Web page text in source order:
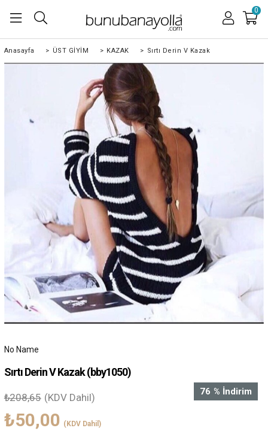
0
Anasayfa > ÜST GİYİM > KAZAK > Sırtı Derin V Kazak
No Name
Sırtı Derin V Kazak(bby1050)
%
76 İndirim
₺208,65 (KDV Dahil)
₺50,00 (KDV Dahil)